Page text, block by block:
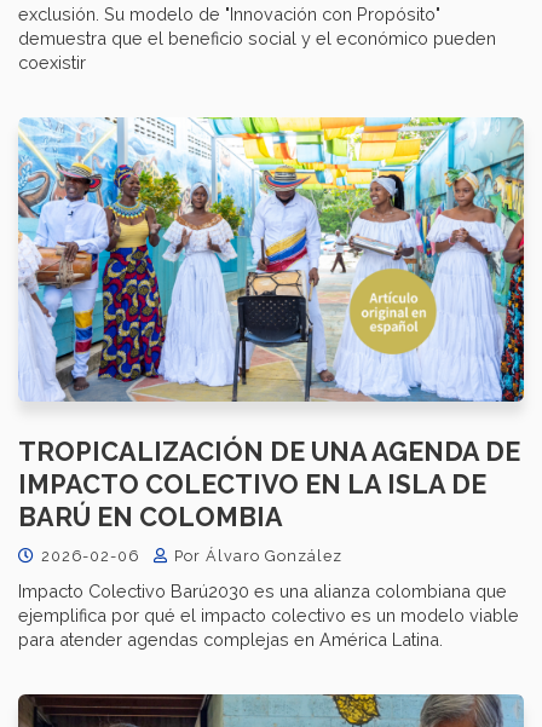
exclusión. Su modelo de "Innovación con Propósito"
demuestra que el beneficio social y el económico pueden
coexistir
TROPICALIZACIÓN D​​​E UNA AGENDA DE
IMPACTO COLECTIVO​​​ EN LA ​​I​​SLA DE
BARÚ EN COLOMBIA​
2026-02-06 Por Álvaro González
Impacto Colectivo Barú2030 es una alianza colombiana que
ejemplifica por qué el impacto colectivo es un modelo viable
para atender agendas complejas en América Latina.